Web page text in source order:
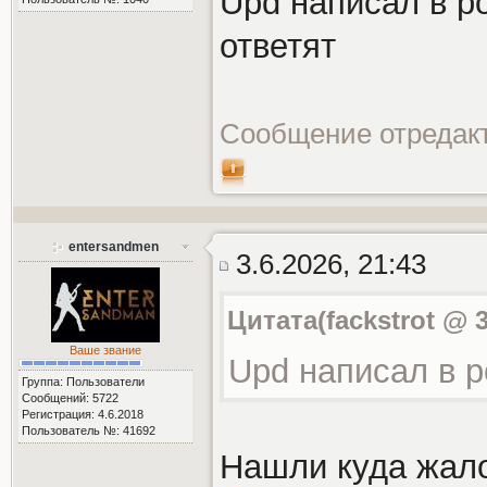
ответят
Сообщение
entersandmen
Ваше звание
Группа: Пользователи
Сообщений: 5722
Регистрация: 4.6.2018
Пользователь №: 41692
3.6.2026, 21:43
Цитата(fackstrot @
Upd написал в
Нашли куда